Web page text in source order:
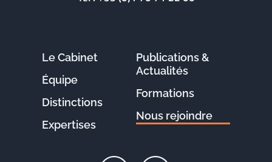
Le Cabinet
Équipe
Distinctions
Expertises
Publications &
Actualités
Formations
Nous rejoindre